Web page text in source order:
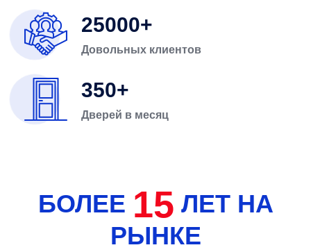
25000
Довольных клиентов
350
Дверей в месяц
БОЛЕЕ 15 ЛЕТ НА
РЫНКЕ